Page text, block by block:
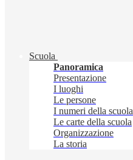
Scuola
Panoramica
Presentazione
I luoghi
Le persone
I numeri della scuola
Le carte della scuola
Organizzazione
La storia